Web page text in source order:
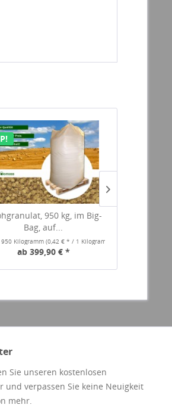
950 kg, im Big-
Bag, auf...
950 Kilogramm(0,42 € * / 1 Kilogramm)
ab 399,90 € *
Sie unseren kostenlosen
und verpassen Sie keine Neuigkeit
mehr.